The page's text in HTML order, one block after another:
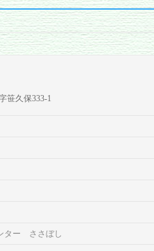
笹久保333-1
ター ささぼし